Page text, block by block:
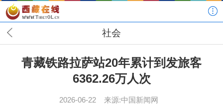
社会
青藏铁路拉萨站20年累计到发旅客
6362.26万人次
2026-06-22 来源:中国新闻网